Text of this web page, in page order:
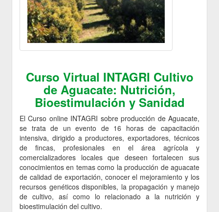
Curso Virtual INTAGRI Cultivo
de Aguacate: Nutrición,
Bioestimulación y Sanidad
El Curso online INTAGRI sobre producción de Aguacate,
se trata de un evento de 16 horas de capacitación
intensiva, dirigido a productores, exportadores, técnicos
de fincas, profesionales en el área agrícola y
comercializadores locales que deseen fortalecen sus
conocimientos en temas como la producción de aguacate
de calidad de exportación, conocer el mejoramiento y los
recursos genéticos disponibles, la propagación y manejo
de cultivo, así como lo relacionado a la nutrición y
bioestimulación del cultivo.